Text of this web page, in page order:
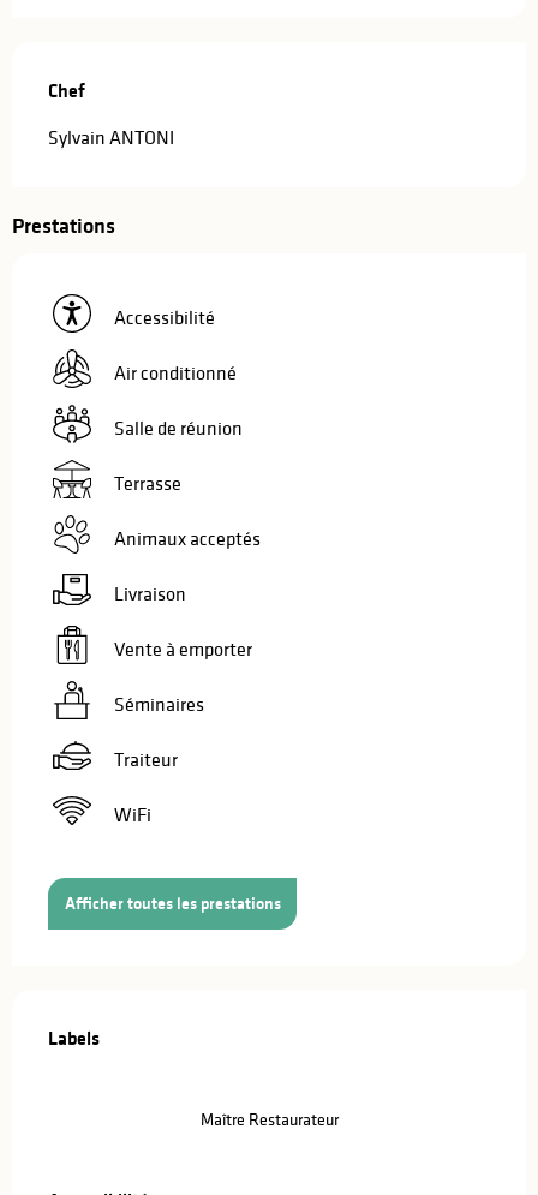
Chef
Chef
Sylvain ANTONI
Prestations
Accessibilité
Air conditionné
Salle de réunion
Terrasse
Animaux acceptés
Livraison
Vente à emporter
Séminaires
Traiteur
WiFi
Afficher toutes les prestations
Labels
Labels
Maître Restaurateur